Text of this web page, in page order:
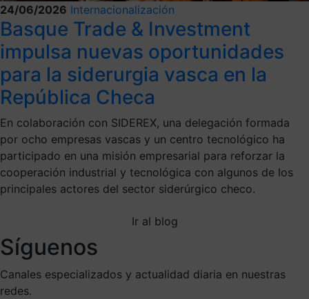
24/06/2026 Internacionalización
Basque Trade & Investment
impulsa nuevas oportunidades
para la siderurgia vasca en la
República Checa
En colaboración con SIDEREX, una delegación formada
por ocho empresas vascas y un centro tecnológico ha
participado en una misión empresarial para reforzar la
cooperación industrial y tecnológica con algunos de los
principales actores del sector siderúrgico checo.
Ir al blog
Síguenos
Canales especializados y actualidad diaria en nuestras
redes.